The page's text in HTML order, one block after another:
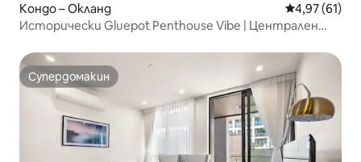
Кондо – Окланд Средна
4,97 (61)
Исторически Gluepot Penthouse Vibe | Централен
Супердомакин
Супердомакин